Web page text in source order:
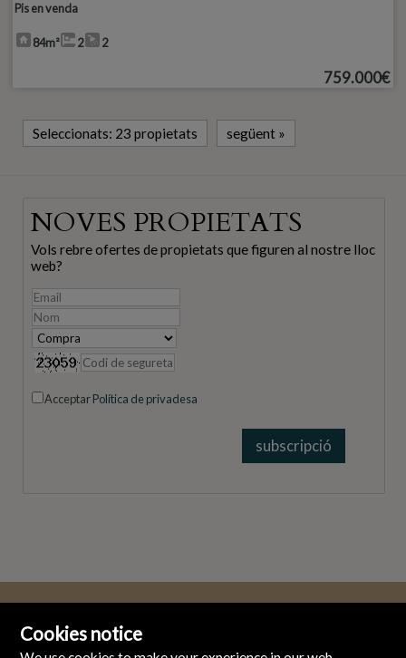
Pis en venda
84m² 2 2
759.000€
Seleccionats: 23 propietats següent »
NOVES PROPIETATS
Vols rebre ofertes de propietats que figuren al nostre lloc
web?
AcceptarPolítica de privadesa
Cookies notice